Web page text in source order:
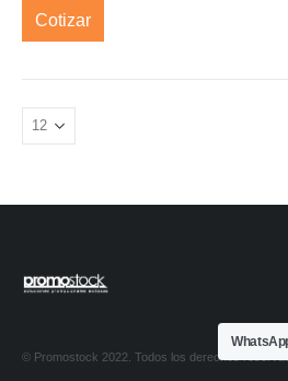
Cotizar
© Promostock 2022. Todos los derechos